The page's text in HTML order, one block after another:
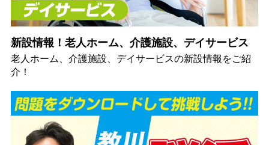
新設情報！老人ホーム、介護施設、デイサービス
老人ホーム、介護施設、デイサービスの新設情報をご紹
介！